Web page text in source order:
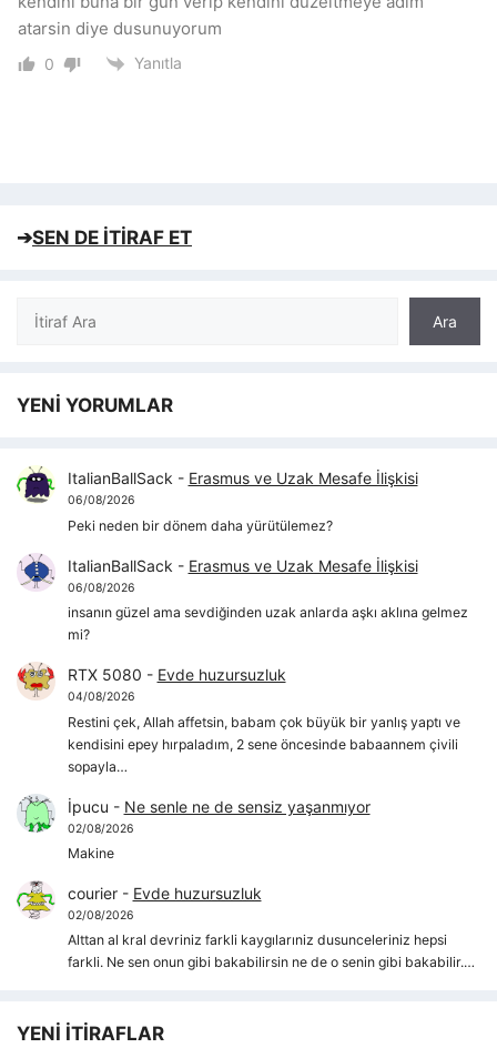
atarsin diye dusunuyorum
0 Yanıtla
➔SEN DE İTİRAF ET
Ara
Ara
YENİ YORUMLAR
ItalianBallSack - Erasmus ve Uzak Mesafe İlişkisi
06/08/2026
Peki neden bir dönem daha yürütülemez?
ItalianBallSack - Erasmus ve Uzak Mesafe İlişkisi
06/08/2026
insanın güzel ama sevdiğinden uzak anlarda aşkı aklına gelmez
mi?
RTX 5080 - Evde huzursuzluk
04/08/2026
Restini çek, Allah affetsin, babam çok büyük bir yanlış yaptı ve
kendisini epey hırpaladım, 2 sene öncesinde babaannem çivili
sopayla…
İpucu - Ne senle ne de sensiz yaşanmıyor
02/08/2026
Makine
courier- Evde huzursuzluk
02/08/2026
Alttan al kral devriniz farkli kaygılarıniz dusunceleriniz hepsi
farkli. Ne sen onun gibi bakabilirsin ne de o senin gibi bakabilir.…
YENİ İTİRAFLAR